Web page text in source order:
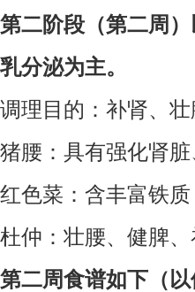
第二阶段（第二周
乳分泌为主。
调理目的：补肾、
猪腰：具有强化肾
红色菜：含丰富铁
杜仲：壮腰、健脾、
第二周食谱如下（以